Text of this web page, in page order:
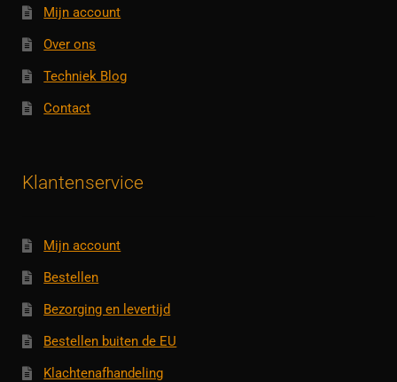
Mijn account
Over ons
Techniek Blog
Contact
Klantenservice
Mijn account
Bestellen
Bezorging en levertijd
Bestellen buiten de EU
Klachtenafhandeling